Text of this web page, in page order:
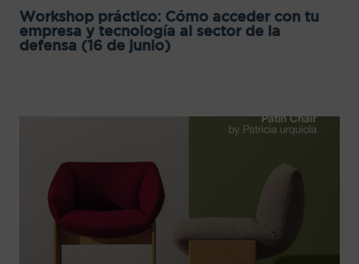
Workshop práctico: Cómo acceder con tu
empresa y tecnología al sector de la
defensa (16 de junio)